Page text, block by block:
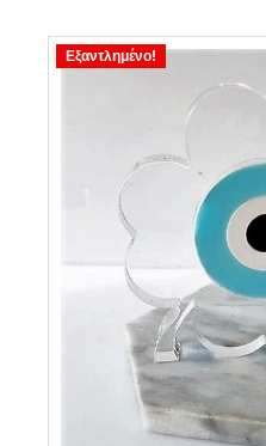
Εξαντλημένο!